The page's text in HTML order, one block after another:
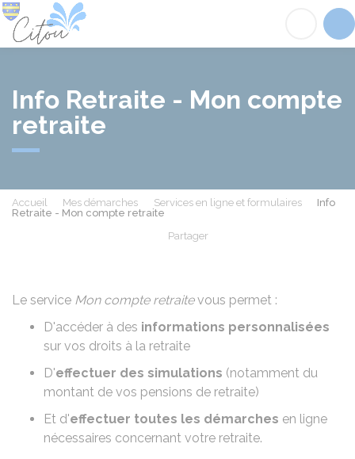
Info Retraite - Mon compte
retraite
Accueil Mes démarches Services en ligne et formulaires
Info
Retraite - Mon compte retraite
Partager
Le service Mon compte retraitevous permet :
D'accéder à des informations personnalisées
sur vos droits à la retraite
D'effectuer des simulations (notamment du
montant de vos pensions de retraite)
Et d'effectuer toutes les démarches en ligne
nécessaires concernant votre retraite.